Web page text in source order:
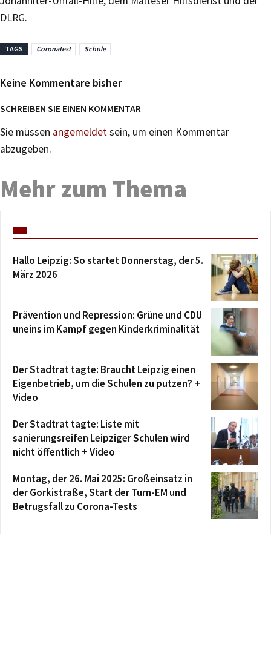
DLRG.
TAGS Coronatest Schule
Keine Kommentare bisher
SCHREIBEN SIE EINEN KOMMENTAR
Sie müssen angemeldetsein, um einen Kommentar
abzugeben.
Mehr zum Thema
Hallo Leipzig: So startet Donnerstag, der 5.
März 2026
Prävention und Repression: Grüne und CDU
uneins im Kampf gegen Kinderkriminalität
Der Stadtrat tagte: Braucht Leipzig einen
Eigenbetrieb, um die Schulen zu putzen? +
Video
Der Stadtrat tagte: Liste mit
sanierungsreifen Leipziger Schulen wird
nicht öffentlich + Video
Montag, der 26. Mai 2025: Großeinsatz in
der Gorkistraße, Start der Turn-EM und
Betrugsfall zu Corona-Tests